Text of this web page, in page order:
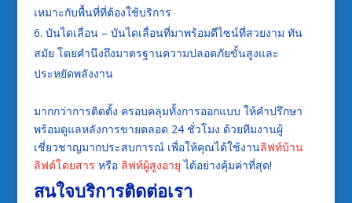
เหมาะกับพื้นที่ที่ต้องใช้บริการ
บันไดเลื่อน – บันไดเลื่อนที่มาพร้อมดีไซน์ที่สวยงาม ทัน
สมัย โดยคำนึงถึงมาตรฐานความปลอดภัยขั้นสูงและ
ประหยัดพลังงาน
มากกว่าการติดตั้ง ครอบคลุมทั้งการออกแบบ ให้คำปรึกษา
พร้อมดูแลหลังการขายตลอด 24 ชั่วโมง ด้วยทีมงานผู้
เชี่ยวชาญมากประสบการณ์ เพื่อให้คุณได้ใช้งานลิฟท์บ้าน
ลิฟต์โดยสาร หรือ ลิฟท์ผู้สูงอายุ ได้อย่างคุ้มค่าที่สุด!
สนใจบริการติดต่อเรา